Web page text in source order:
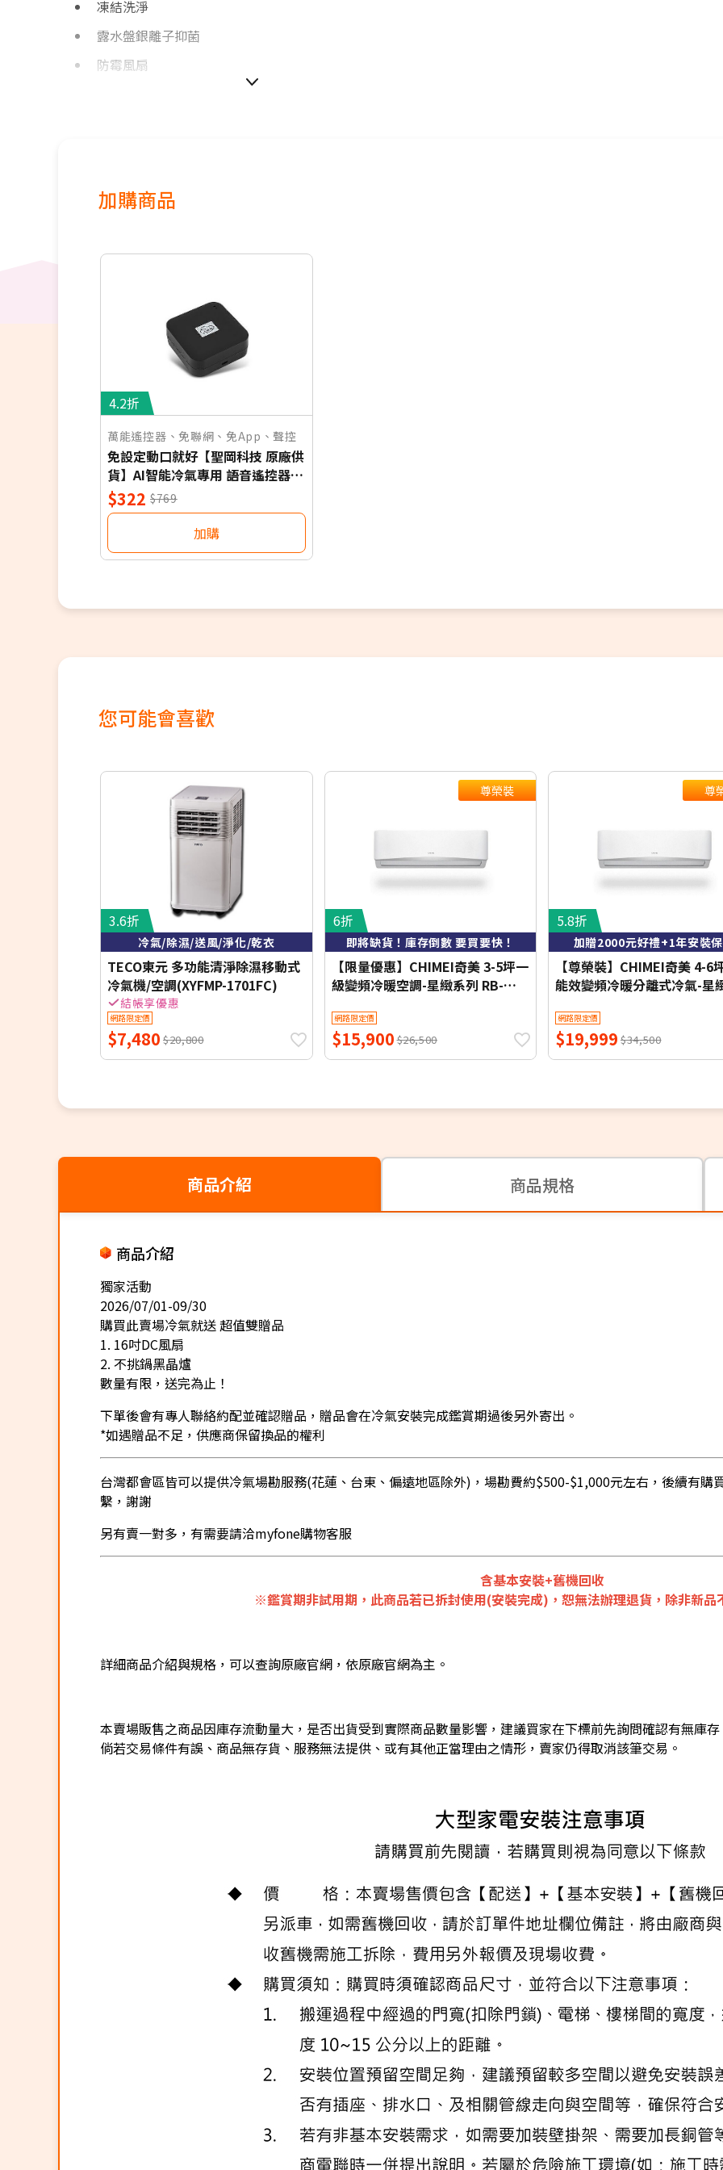
凍結洗淨
露水盤銀離子抑菌
防霉風扇
加購商品
4.2折
萬能遙控器、免聯網、免App、聲控
免設定動口就好【聖岡科技 原廠供
貨】AI智能冷氣專用 語音遙控器
保固一年 適用對應廠牌 NB
$322 $769
加購
您可能會喜歡
3.6折
冷氣/除濕/送風/淨化/乾衣
TECO東元 多功能清淨除濕移動式
冷氣機/空調(XYFMP-1701FC)
結帳享優惠
網路限定價
$7,480 $20,800
尊榮裝
6折
即將缺貨！庫存倒數 要買要快！
【限量優惠】CHIMEI奇美 3-5坪一
級變頻冷暖空調-星緻系列 RB-
安裝+舊機回收】【加贈2000元好
禮+1年安裝保固】
網路限定價
$15,900$26,500
尊
5.8折
加贈2000元好禮+1年安裝
【尊榮裝】CHIMEI奇美 4-6
能效變頻冷暖分離式冷氣-星
S37HG1【含基本安裝+舊機
收】【加贈2000元好禮+1年
保固】
網路限定價
$19,999 $34,500
商品介紹 商品規格
商品介紹
獨家活動
2026/07/01-09/30
購買此賣場冷氣就送 超值雙贈品
1. 16吋DC風扇
2. 不挑鍋黑晶爐
數量有限，送完為止！
下單後會有專人聯絡約配並確認贈品，贈品會在冷氣安裝完成鑑賞期過後另外寄出。
*如遇贈品不足，供應商保留換品的權利
台灣都會區皆可以提供冷氣場勘服務(花蓮、台東、偏遠地區除外)，場勘費約$500-$1,000元左右，後續有購
繫，謝謝
另有賣一對多，有需要請洽myfone購物客服
含基本安裝+舊機回收
※鑑賞期非試用期，此商品若已拆封使用(安裝完成)，恕無法辦理退貨，除非新
詳細商品介紹與規格，可以查詢原廠官網，依原廠官網為主。
本賣場販售之商品因庫存流動量大，是否出貨受到實際商品數量影響，建議買家在下標前先詢問確認有無庫
倘若交易條件有誤、商品無存貨、服務無法提供、或有其他正當理由之情形，賣家仍得取消該筆交易。